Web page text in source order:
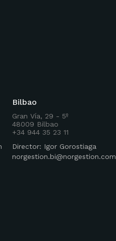
Bilbao
Gran Vía, 29 - 5º
48009 Bilbao
+34 944 35 23 11
Director: Igor Gorostiaga
norgestion.bi@norgestion.com